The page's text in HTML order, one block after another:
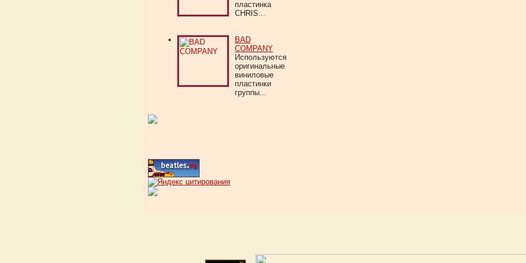
пластинка
CHRIS...
BAD
COMPANY
Используются
оригинальные
виниловые
пластинки
группы...